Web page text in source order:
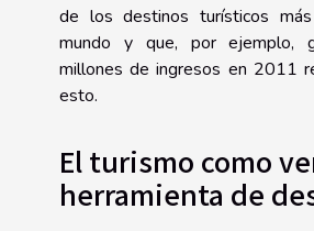
de los destinos turísticos
mundo y que, por ejemplo,
millones de ingresos en 2011
esto.
El turismo como
herramienta de